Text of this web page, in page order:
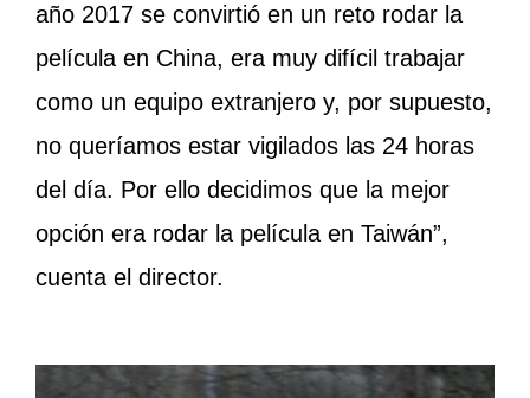
año 2017 se convirtió en un reto rodar la
película en China, era muy difícil trabajar
como un equipo extranjero y, por supuesto,
no queríamos estar vigilados las 24 horas
del día. Por ello decidimos que la mejor
opción era rodar la película en Taiwán”,
cuenta el director.